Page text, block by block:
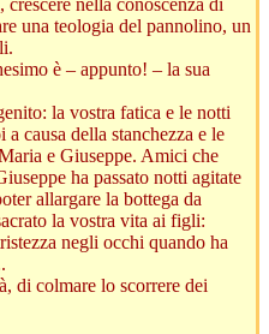
nella conoscenza di
una teologia del pannolino, un
è – appunto! – la sua
la vostra fatica e le notti
causa della stanchezza e le
e Giuseppe. Amici che
ha passato notti agitate
allargare la bottega da
la vostra vita ai figli:
negli occhi quando ha
di colmare lo scorrere dei